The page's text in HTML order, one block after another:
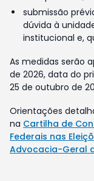
submissão
dúvida à
institucional e,
As medidas serão
de 2026, data do
25 de outubro de
Orientações
na Cartilha de
Federais nas
Advocacia-Geral